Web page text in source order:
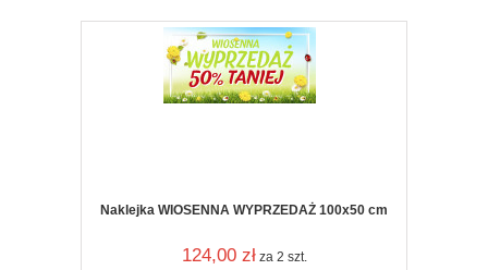
Naklejka WIOSENNA WYPRZEDAŻ 100x50 cm
124,00 złza 2 szt.